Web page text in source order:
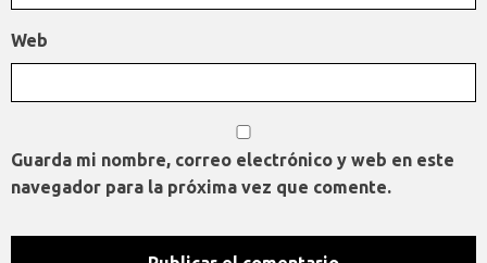
Web
Guarda mi nombre, correo electrónico y web en este
navegador para la próxima vez que comente.